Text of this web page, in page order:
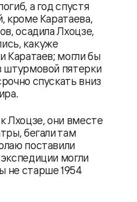
а год спустя
кроме Каратаева,
осадила Лхоцзе,
как уже
Каратаев; могли бы
штурмовой пятерки
спускать вниз
Лхоцзе, они вместе
бегали там
поставили
могли
не старше 1954